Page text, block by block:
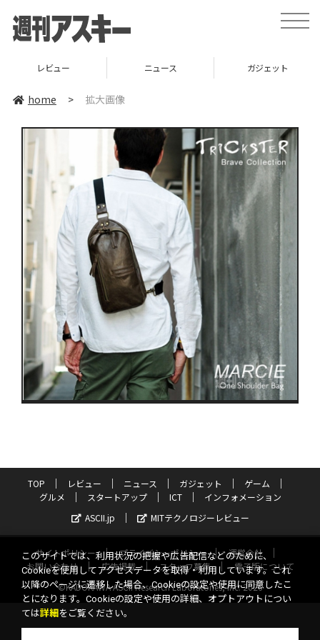
toggle
レビュー ニュース ガジェット
home > 拡大画像
TOP レビュー ニュース ガジェット
ゲーム
グルメ
スタートアップ ICT
インフォメーション
ASCII.jp
MITテクノロジーレビュー
サイトポリシー プライバシーポリシー
運営会社
お問い合わせ
広告掲載 スタッフ募集
電子版について
©KADOKAWA ASCII Research Laboratories, Inc. 2026
このサイトでは、利用状況の把握や広告配信などのために、
Cookieを使用してアクセスデータを取得・利用しています。これ
以降のページに遷移した場合、Cookieの設定や使用に同意したこ
とになります。Cookieの設定や使用の詳細、オプトアウトについ
ては詳細 をご覧ください。